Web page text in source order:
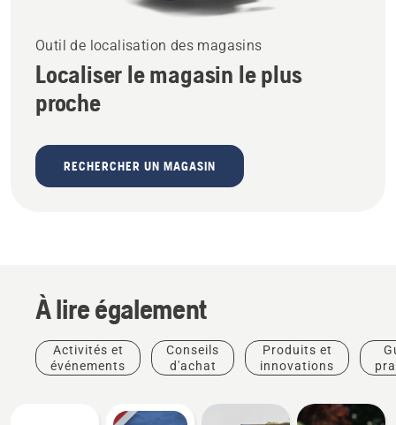
Outil de localisation des magasins
Localiser le magasin le plus
proche
RECHERCHER UN MAGASIN
À lire également
Activités et
événements
Conseils
d'achat
Produits et
innovations